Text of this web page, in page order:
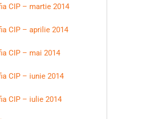
CIP – martie 2014
CIP – aprilie 2014
CIP – mai 2014
CIP – iunie 2014
CIP – iulie 2014